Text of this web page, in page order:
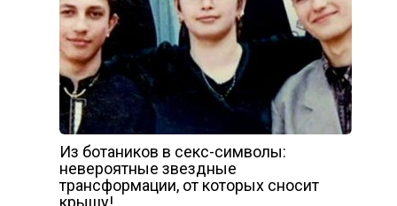
Из ботаников в секс-символы:
невероятные звездные
трансформации, от которых сносит
крышу!